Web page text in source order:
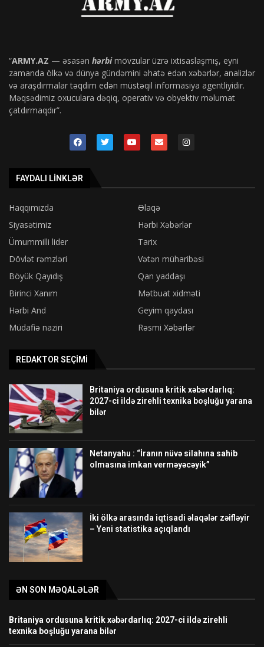
“ARMY.AZ — əsasən hərbimövzular üzrə ixtisaslaşmış, eyni
zamanda ölkə və dünya gündəmini əhatə edən xəbərlər, analizlər
və araşdırmalar təqdim edən müstəqil informasiya agentliyidir.
Məqsədimiz oxuculara dəqiq, operativ və obyektiv məlumat
çatdırmaqdır”.
FAYDALI LINKLƏR
Haqqımızda
Əlaqə
Siyasətimiz
Hərbi Xəbərlər
Ümummilli lider
Tarix
Dövlət rəmzləri
Vətən müharibəsi
Böyük Qayıdış
Qan yaddaşı
Birinci Xanım
Mətbuat xidməti
Hərbi And
Geyim qaydası
Müdafiə naziri
Rəsmi Xəbərlər
REDAKTOR SEÇIMI
Britaniya ordusuna kritik xəbərdarlıq:
2027-ci ildə zirehli texnika boşluğu yarana
bilər
Netanyahu : “İranın nüvə silahına sahib
olmasına imkan verməyəcəyik”
İki ölkə arasında iqtisadi əlaqələr zəifləyir
– Yeni statistika açıqlandı
ƏN SON MƏQALƏLƏR
Britaniya ordusuna kritik xəbərdarlıq: 2027-ci ildə zirehli
texnika boşluğu yarana bilər